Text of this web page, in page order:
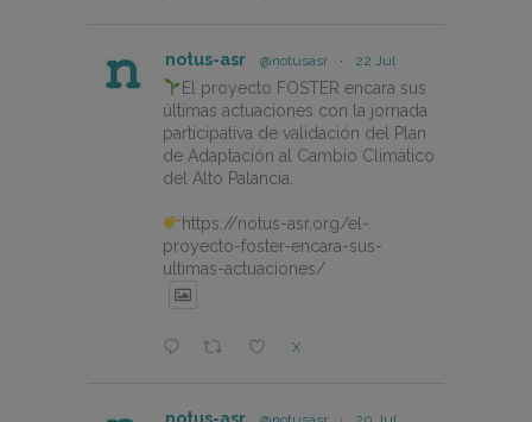
notus-asr @notusasr · 22 Jul
El proyecto FOSTER encara sus
últimas actuaciones con la jornada
participativa de validación del Plan
de Adaptación al Cambio Climático
del Alto Palancia.
https://notus-asr.org/el-
proyecto-foster-encara-sus-
ultimas-actuaciones/
X